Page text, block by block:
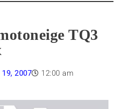
TQ3
2007
12:00 am